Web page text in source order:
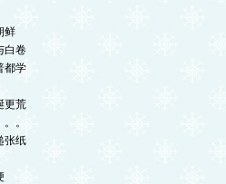
鲜
白卷
都学
更荒
。
张纸